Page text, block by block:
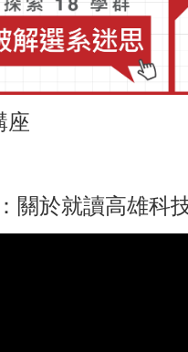
座
關於就讀高雄科